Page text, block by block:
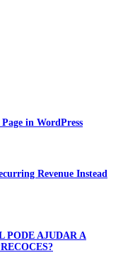
in WordPress
Revenue Instead
PODE AJUDAR A